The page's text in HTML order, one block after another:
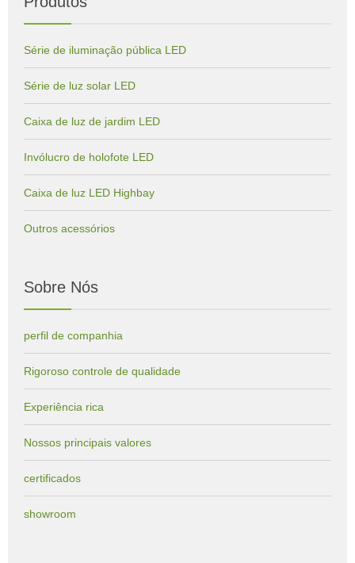
Série de iluminação pública LED
Série de luz solar LED
Caixa de luz de jardim LED
Invólucro de holofote LED
Caixa de luz LED Highbay
Outros acessórios
Sobre Nós
perfil de companhia
Rigoroso controle de qualidade
Experiência rica
Nossos principais valores
certificados
showroom